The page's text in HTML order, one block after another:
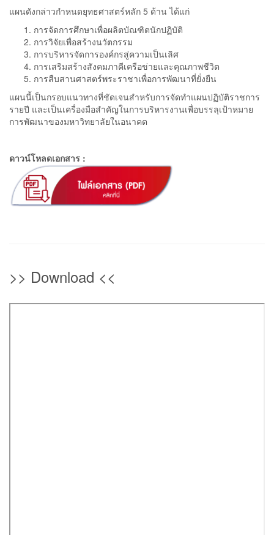
แผนดังกล่าวกำหนดยุทธศาสตร์หลัก 5 ด้าน ได้แก่
การจัดการศึกษาเพื่อผลิตบัณฑิตนักปฏิบัติ
การวิจัยเพื่อสร้างนวัตกรรม
การบริหารจัดการองค์กรสู่ความเป็นเลิศ
การเสริมสร้างสังคมภาคีเครือข่ายและคุณภาพชีวิต
การสืบสานศาสตร์พระราชาเพื่อการพัฒนาที่ยั่งยืน
แผนนี้เป็นกรอบแนวทางที่ชัดเจนสำหรับการจัดทำแผนปฏิบัติราชการ
รายปี และเป็นเครื่องมือสำคัญในการบริหารงานเพื่อบรรลุเป้าหมาย
การพัฒนาของมหาวิทยาลัยในอนาคต
ดาวน์โหลดเอกสาร :
>> Download <<